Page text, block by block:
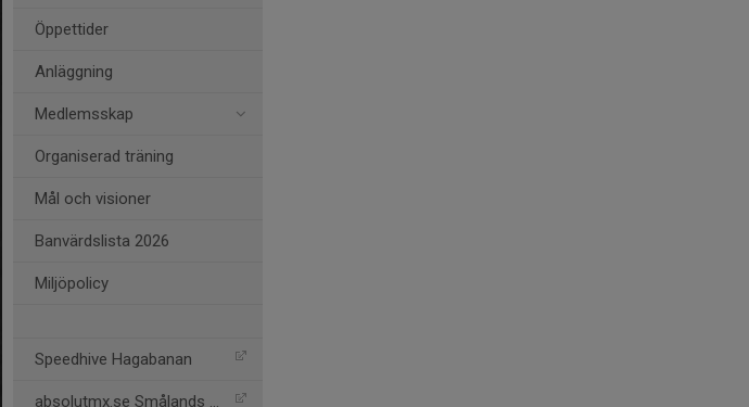
Öppettider
Anläggning
Medlemsskap
Organiserad träning
Mål och visioner
Banvärdslista 2026
Miljöpolicy
Speedhive Hagabanan
absolutmx.se Smålands Cup